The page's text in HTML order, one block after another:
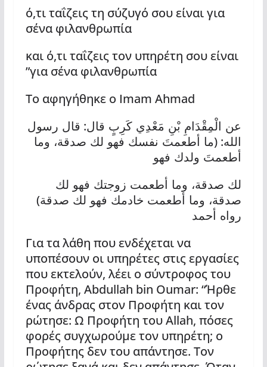
ό,τι ταΐζεις τη σύζυγό σου είναι για
σένα φιλανθρωπία
και ό,τι ταΐζεις τον υπηρέτη σου είναι
για σένα φιλανθρωπία”
Το αφηγήθηκε ο Imam Ahmad
عن الْمِقْدَامِ بْنِ مَعْدِي كَرِبٍ قال: قال رسول
الله: (ما أطعمتَ نفسك فهو لك صدقة، وما
أطعمتَ ولدك فهو
لك صدقة، وما أطعمت زوجتك فهو لك
صدقة، وما أطعمت خادمك فهو لك صدقة)
رواه أحمد
Για τα λάθη που ενδέχεται να
υποπέσουν οι υπηρέτες στις εργασίες
που εκτελούν, λέει ο σύντροφος του
Προφήτη, Abdullah bin Oumar: “Ήρθε
ένας άνδρας στον Προφήτη και τον
ρώτησε: Ω Προφήτη του Allah, πόσες
φορές συγχωρούμε τον υπηρέτη; ο
Προφήτης δεν του απάντησε. Τον